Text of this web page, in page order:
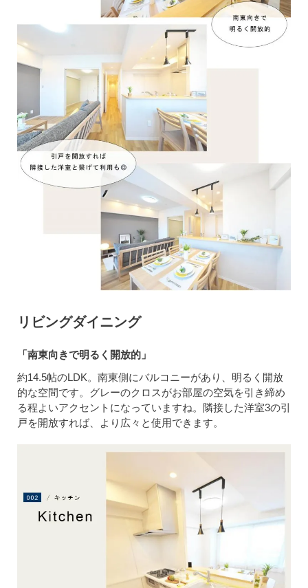
リビングダイニング
「南東向きで明るく開放的」
約14.5帖のLDK。南東側にバルコニーがあり、明るく開放
的な空間です。グレーのクロスがお部屋の空気を引き締め
る程よいアクセントになっていますね。隣接した洋室3の引
戸を開放すれば、より広々と使用できます。